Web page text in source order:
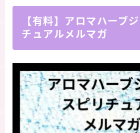
【有料】アロマハーブ
チュアルメルマガ